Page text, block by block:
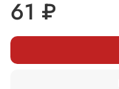
61 ₽